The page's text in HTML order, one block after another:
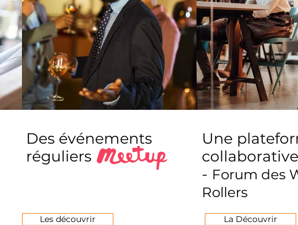
Des événements
réguliers
Les découvrir
Une
collaborative
- Forum des
Rollers
La Découvrir